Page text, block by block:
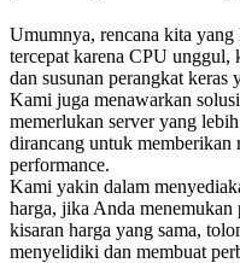
Umumnya, rencana kita
tercepat karena CPU unggul,
dan susunan perangkat keras
Kami juga menawarkan
memerlukan server yang
dirancang untuk memberikan
performance.
Kami yakin dalam
harga, jika Anda
kisaran harga yang sama,
menyelidiki dan membuat